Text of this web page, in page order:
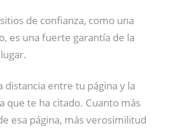
de confianza, como una
es una fuerte garantía de la
distancia entre tu página y la
que te ha citado. Cuanto más
esa página, más verosimilitud